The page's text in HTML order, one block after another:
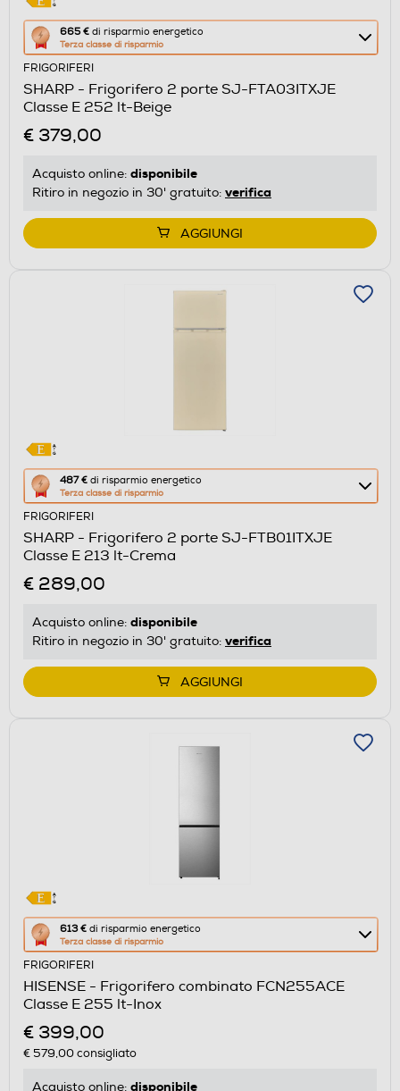
665 € di risparmio energetico
Terza classe di risparmio
Questa
azione
aprirà
il
Calcolatore
di
energetico
Youreko.
FRIGORIFERI
SHARP - Frigorifero 2 porte SJ-FTA03ITXJE
Classe E 252 lt-Beige
€ 379,00
Acquisto online: disponibile
Ritiro in negozio in 30' gratuito: verifica
AGGIUNGI
487 € di risparmio energetico
Terza classe di risparmio
Questa
azione
aprirà
il
Calcolatore
di
energetico
Youreko.
FRIGORIFERI
SHARP - Frigorifero 2 porte SJ-FTB01ITXJE
Classe E 213 lt-Crema
€ 289,00
Acquisto online: disponibile
Ritiro in negozio in 30' gratuito: verifica
AGGIUNGI
613 € di risparmio energetico
Terza classe di risparmio
Questa
azione
aprirà
il
Calcolatore
di
risparmio
energetico
FRIGORIFERI
HISENSE - Frigorifero combinato FCN255ACE
Classe E 255 lt-Inox
€ 399,00
€ 579,00consigliato
Acquisto online: disponibile